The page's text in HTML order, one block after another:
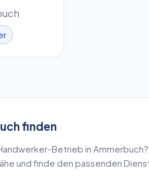
finden
-Betrieb in Ammerbuch
und finde den passenden